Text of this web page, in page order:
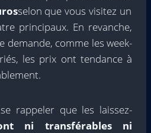
selon que vous visitez un
principaux. En revanche,
demande, comme les week-
les prix ont tendance à
rappeler que les laissez-
ni transférables ni